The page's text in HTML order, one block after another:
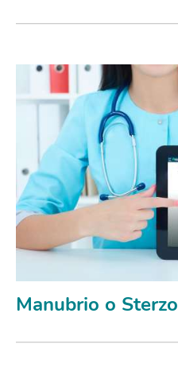
Manubrio o Sterzo